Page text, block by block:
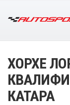
ХОРХЕ
КАТАРА